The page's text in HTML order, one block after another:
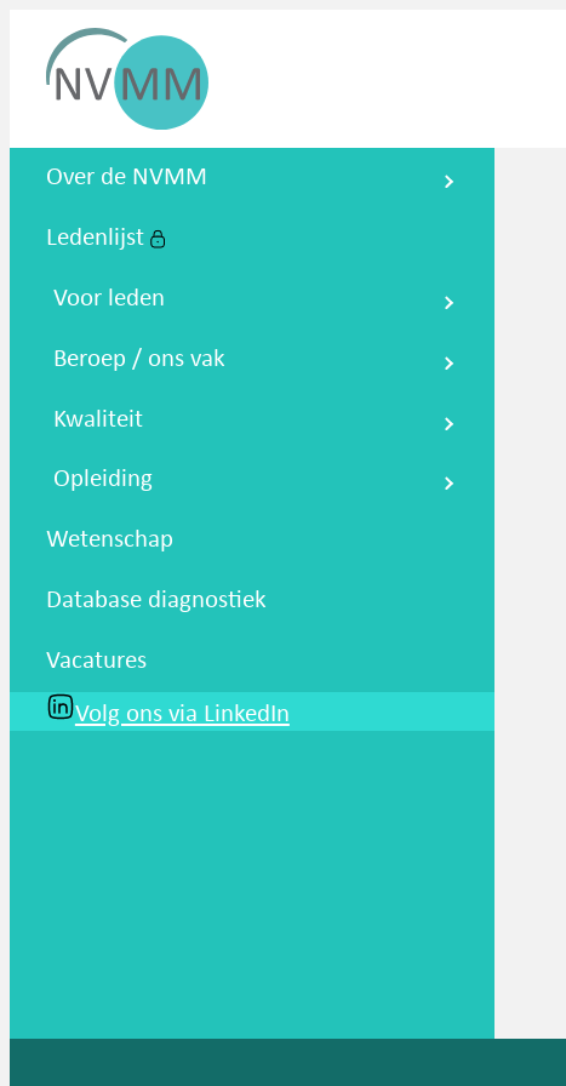
Nederlandse Vereniging voor
Over de NVMM
Ledenlijst
Voor leden
Beroep / ons vak
Kwaliteit
Opleiding
Wetenschap
Database diagnostiek
Vacatures
Volg ons via LinkedIn